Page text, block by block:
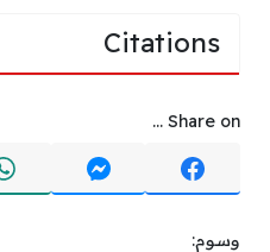
Citations
Share on ...
وسوم: